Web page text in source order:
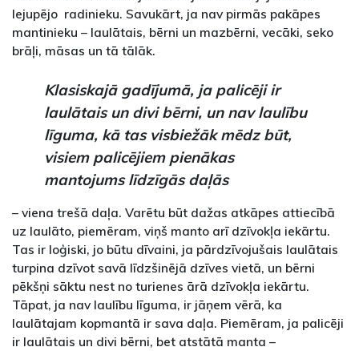
lejupējo radinieku. Savukārt, ja nav pirmās pakāpes
mantinieku – laulātais, bērni un mazbērni, vecāki, seko
brāļi, māsas un tā tālāk.
Klasiskajā gadījumā, ja palicēji ir
laulātais un divi bērni, un nav laulību
līguma, kā tas visbiežāk mēdz būt,
visiem palicējiem pienākas
mantojums līdzīgās daļās
– viena trešā daļa. Varētu būt dažas atkāpes attiecībā
uz laulāto, piemēram, viņš manto arī dzīvokļa iekārtu.
Tas ir loģiski, jo būtu dīvaini, ja pārdzīvojušais laulātais
turpina dzīvot savā līdzšinējā dzīves vietā, un bērni
pēkšņi sāktu nest no turienes ārā dzīvokļa iekārtu.
Tāpat, ja nav laulību līguma, ir jāņem vērā, ka
laulātajam kopmantā ir sava daļa. Piemēram, ja palicēji
ir laulātais un divi bērni, bet atstātā manta –